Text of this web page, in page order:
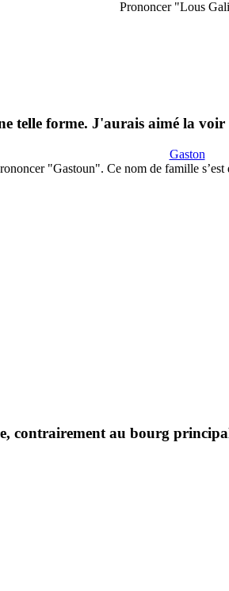
Prononcer "Lous
telle forme. J'aurais aimé la
Gaston
"Gastoun". Ce nom de famille
contrairement au bourg